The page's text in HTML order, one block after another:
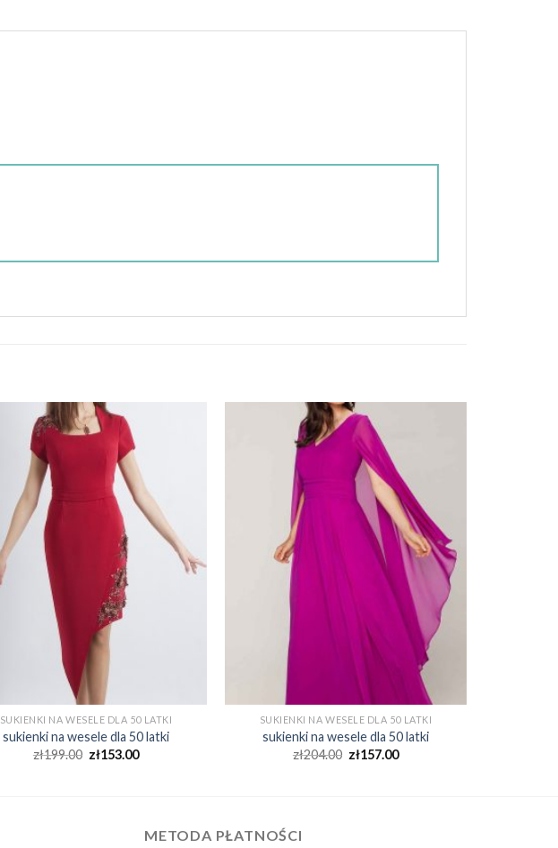
SUKIENKI NA WESELE DLA 50 LATKI
sukienki na wesele dla 50 latki
zł199.00 zł153.00
SUKIENKI NA WESELE DLA 50 LATKI
sukienki na wesele dla 50 latki
zł204.00 zł157.00
METODA PŁATNOŚCI